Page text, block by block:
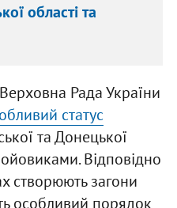
області та
Рада України
статус
та Донецької
Відповідно
створюють загони
особливий порядок